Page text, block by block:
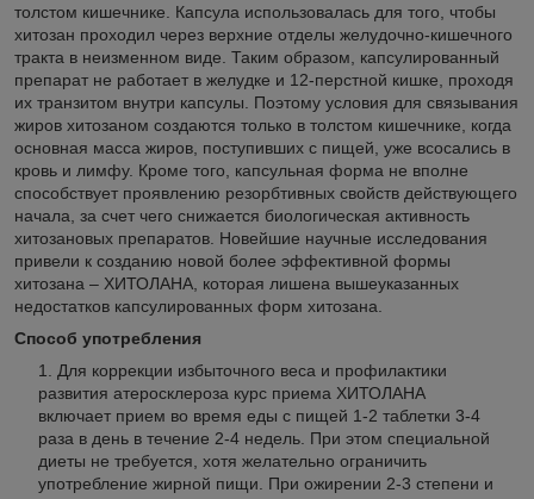
толстом кишечнике. Капсула использовалась для того, чтобы
хитозан проходил через верхние отделы желудочно-кишечного
тракта в неизменном виде. Таким образом, капсулированный
препарат не работает в желудке и 12-перстной кишке, проходя
их транзитом внутри капсулы. Поэтому условия для связывания
жиров хитозаном создаются только в толстом кишечнике, когда
основная масса жиров, поступивших с пищей, уже всосались в
кровь и лимфу. Кроме того, капсульная форма не вполне
способствует проявлению резорбтивных свойств действующего
начала, за счет чего снижается биологическая активность
хитозановых препаратов. Новейшие научные исследования
привели к созданию новой более эффективной формы
хитозана – ХИТОЛАНА, которая лишена вышеуказанных
недостатков капсулированных форм хитозана.
Способ употребления
Для коррекции избыточного веса и профилактики
развития атеросклероза курс приема ХИТОЛАНА
включает прием во время еды с пищей 1-2 таблетки 3-4
раза в день в течение 2-4 недель. При этом специальной
диеты не требуется, хотя желательно ограничить
употребление жирной пищи. При ожирении 2-3 степени и